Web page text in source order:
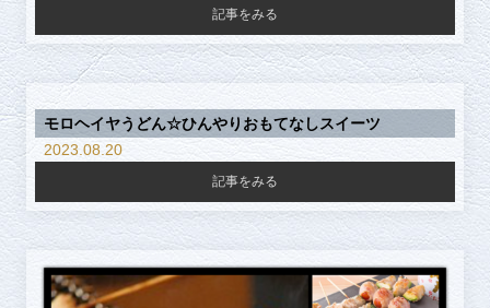
記事をみる
モロヘイヤうどん☆ひんやりおもてなしスイーツ
2023.08.20
記事をみる